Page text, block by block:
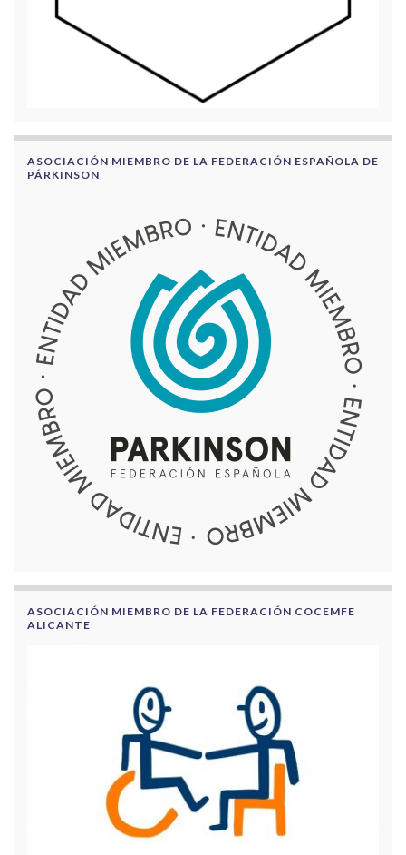
ASOCIACIÓN MIEMBRO DE LA FEDERACIÓN ESPAÑOLA DE
PÁRKINSON
ASOCIACIÓN MIEMBRO DE LA FEDERACIÓN COCEMFE
ALICANTE